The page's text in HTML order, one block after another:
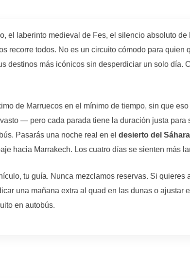
el laberinto medieval de Fes, el silencio absoluto
recorre todos. No es un circuito cómodo para quien
destinos más icónicos sin desperdiciar un solo día.
de Marruecos en el mínimo de tiempo, sin que
— pero cada parada tiene la duración justa para
Pasarás una noche real en el desierto del Sáhara
hacia Marrakech. Los cuatro días se sienten más
tu guía. Nunca mezclamos reservas. Si quieres
una mañana extra al quad en las dunas o ajustar
en autobús.